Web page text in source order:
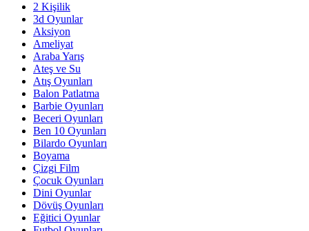
2 Kişilik
3d Oyunlar
Aksiyon
Ameliyat
Araba Yarış
Ateş ve Su
Atış Oyunları
Balon Patlatma
Barbie Oyunları
Beceri Oyunları
Ben 10 Oyunları
Bilardo Oyunları
Boyama
Çizgi Film
Çocuk Oyunları
Dini Oyunlar
Dövüş Oyunları
Eğitici Oyunlar